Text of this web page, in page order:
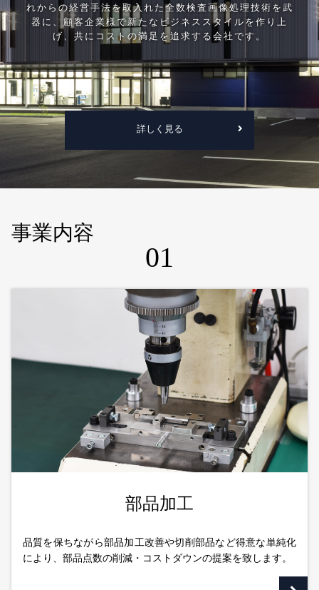
れからの経営手法を取入れた全数検査画像処理技術を武
器に、顧客企業様で新たなビジネススタイルを作り上
げ、共にコストの満足を追求する会社です。
詳しく見る
事業内容
01
部品加工
品質を保ちながら部品加工改善や切削部品など得意な単純化
により、部品点数の削減・コストダウンの提案を致します。